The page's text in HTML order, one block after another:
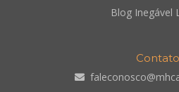
Blog Inegável
Contato